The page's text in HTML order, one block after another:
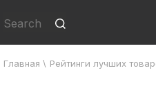
Главная \ Рейтинги лучших